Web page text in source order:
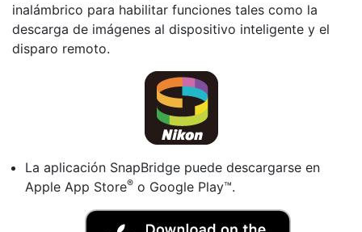
inalámbrico para habilitar funciones tales como la
descarga de imágenes al dispositivo inteligente y el
disparo remoto.
La aplicación SnapBridge puede descargarse en
Apple App Store® o Google Play™.